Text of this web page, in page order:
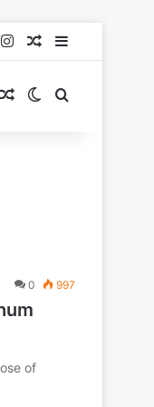
InstagramRastgele Makale
Rastgele Makale
Dış görünümü
Arama yap
0 997
of